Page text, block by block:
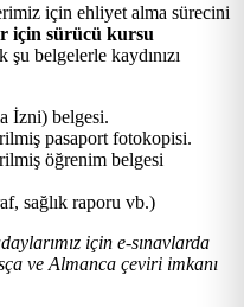
için ehliyet alma sürecini
için sürücü kursu
şu belgelerle kaydınızı
İzni) belgesi.
pasaport fotokopisi.
öğrenim belgesi
sağlık raporu vb.)
için e-sınavlarda
ve Almanca çeviri imkanı